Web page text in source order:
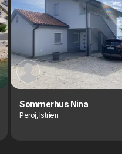
Sommerhus Nina
Peroj, Istrien